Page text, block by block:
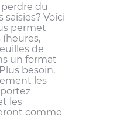
perdre du
Voici
permet
(heures,
de
un format
besoin,
les
les
comme